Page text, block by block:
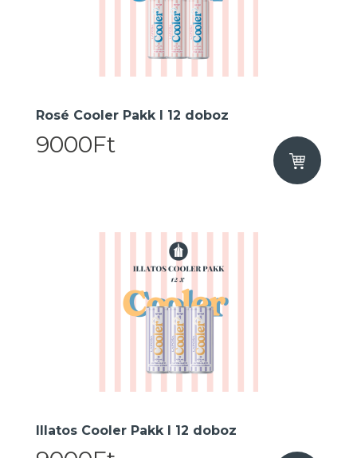
Rosé Cooler Pakk I 12 doboz
9000Ft
Illatos Cooler Pakk I 12 doboz